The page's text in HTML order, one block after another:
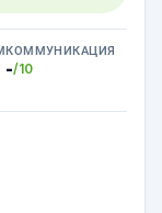
КОММУНИКАЦИЯ
-/10